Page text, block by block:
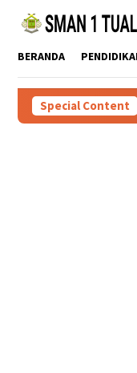
BERANDA
Special Content